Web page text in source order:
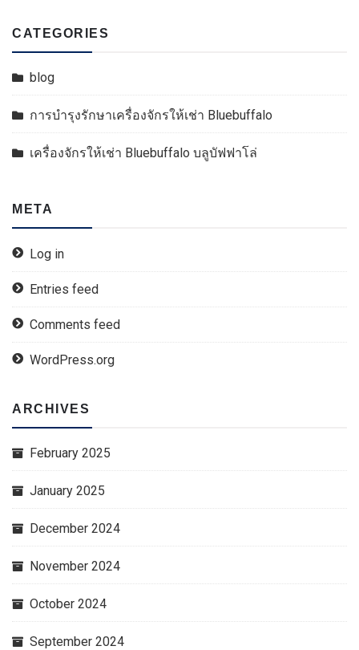
CATEGORIES
blog
การบำรุงรักษาเครื่องจักรให้เช่า Bluebuffalo
เครื่องจักรให้เช่า Bluebuffalo บลูบัฟฟาโล่
META
Log in
Entries feed
Comments feed
WordPress.org
ARCHIVES
February 2025
January 2025
December 2024
November 2024
October 2024
September 2024